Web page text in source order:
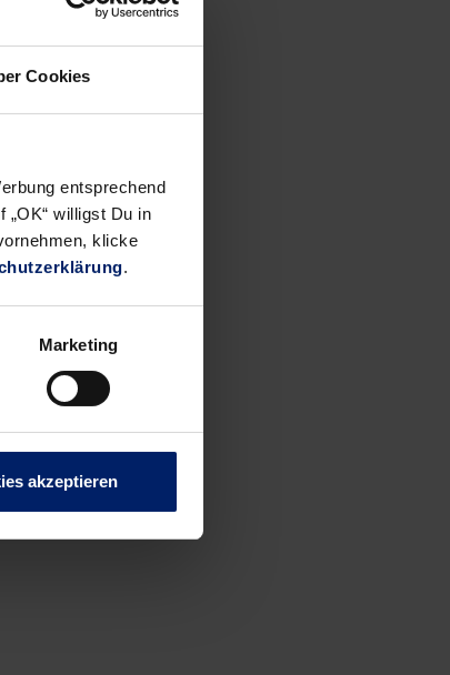
Cookies
entsprechend
willigst Du in
klicke
.
Marketing
akzeptieren